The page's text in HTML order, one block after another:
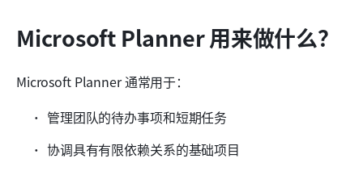
Microsoft Planner 用来做什么？
Microsoft Planner 通常用于：
管理团队的待办事项和短期任务
协调具有有限依赖关系的基础项目